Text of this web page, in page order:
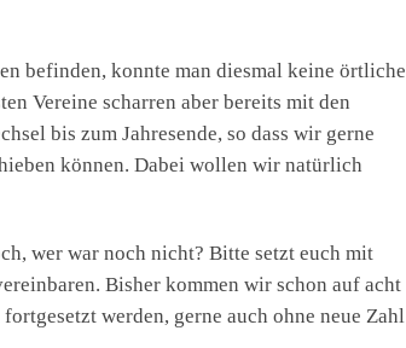
befinden, konnte man diesmal keine örtliche
Vereine scharren aber bereits mit den
bis zum Jahresende, so dass wir gerne
können. Dabei wollen wir natürlich
wer war noch nicht? Bitte setzt euch mit
Bisher kommen wir schon auf acht
werden, gerne auch ohne neue Zahl